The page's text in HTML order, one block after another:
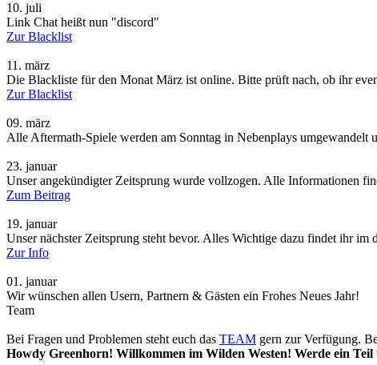
10. juli
Link Chat heißt nun "discord"
Zur Blacklist
11. märz
Die Blackliste für den Monat März ist online. Bitte prüft nach, ob ihr
Zur Blacklist
09. märz
Alle Aftermath-Spiele werden am Sonntag in Nebenplays umgewandelt
23. januar
Unser angekündigter Zeitsprung wurde vollzogen. Alle Informationen
Zum Beitrag
19. januar
Unser nächster Zeitsprung steht bevor. Alles Wichtige dazu findet ihr im
Zur Info
01. januar
Wir wünschen allen Usern, Partnern & Gästen ein Frohes Neues Jahr!
Team
Bei Fragen und Problemen steht euch das TEAM gern zur Verfügung.
Howdy Greenhorn! Willkommen im Wilden Westen! Werde ein Teil